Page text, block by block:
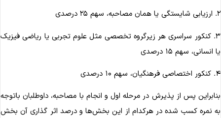
سهم ۲۵ درصدی
۳. کنکور سراسری هر زیرگروه تخصصی مثل علوم تجربی یا ریاضی فیزیک
انسانی، سهم ۱۵ درصدی
سهم ۱۰ درصدی
پس از پذیرش در مرحله اول و انجام با مصاحبه، داوطلبان باتوجه
نمره کسب شده در هرکدام از این بخش‌ها و درصد اثر گذاری آن بخش